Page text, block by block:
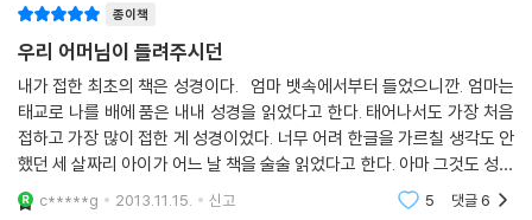
린이 성경』
『어린이 성경』에는 또 다른 특징이 있다. 다른 어린이 성경에는 실리지 않
았던 성경 속 이야기가 비중 있게 다루어지고 있다는 점이다. 그 동안 어린
이를 대상으로 만들어진 많은 이야기 성경이 밝고 아름답고 행복하고 교훈
적인 이야기를 주로 다뤘다면, 『어린이 성경』은 모든 인간이 경험할 수밖
에 없는 어둡고 슬프고, 도무지 이해할 수 없는 이야기들도 중요하게 다루
고 있다. 인간의 내면에 감춰져 있던 질투와 고집과 갈등을 아무런 여과 없
이야기들이, 하나님이 만드신 처음 세상의 모습이 우리 눈앞에 생생하게
펼쳐져요. 예수님은 흑갈색의 머리카락에 까무잡잡한 피부를 가진 모습이
네요. 역사 속 예수님의 모습과 아주 닮아있어요. 어린이들을 안아주시는
예수님의 표정, 장난감을 끌고 와 예수님께 안긴 아이들의 천진한 눈빛을
보면 우리 모두 예수님께 성큼 다가서고 싶어질 거예요. 예수님의 산상수
훈에서는 마하트마 간디와 마틴 루터 킹, 프란치스코와 같은 역사적 인물
종이책
우리 어머님이 들려주시던
내가 접한 최초의 책은 성경이다. 엄마 뱃속에서부터 들었으니깐. 엄마는
태교로 나를 배에 품은 내내 성경을 읽었다고 한다. 태어나서도 가장 처음
접하고 가장 많이 접한 게 성경이었다. 너무 어려 한글을 가르칠 생각도 안
했던 세 살짜리 아이가 어느 날 책을 술술 읽었다고 한다. 아마 그것도 성경
때문이었을 것이다. 어렸을 땐 아빠한테 이야기를 해달라고 많이 졸랐
c*****g 2013.11.15. 신고 5 댓글6